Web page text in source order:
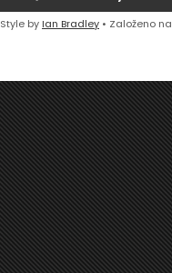
by Ian Bradley • Založeno na